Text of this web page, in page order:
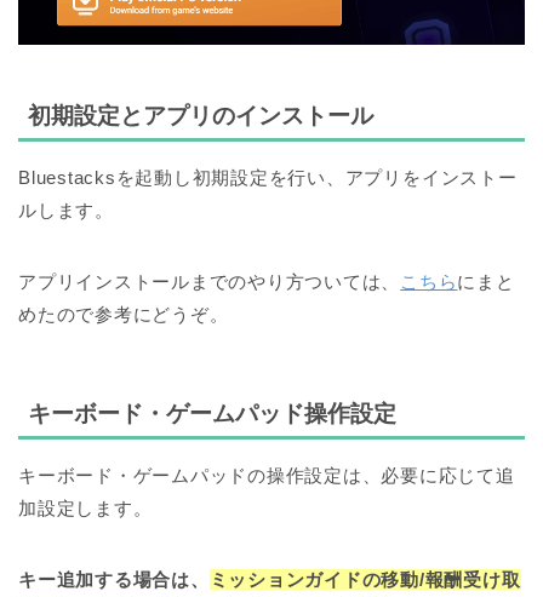
初期設定とアプリのインストール
Bluestacksを起動し初期設定を行い、アプリをインストー
ルします。
アプリインストールまでのやり方ついては、 こちらにまと
めたので参考にどうぞ。
キーボード・ゲームパッド操作設定
キーボード・ゲームパッドの操作設定は、必要に応じて追
加設定します。
キー追加する場合は、
ミッションガイドの移動/報酬受け取